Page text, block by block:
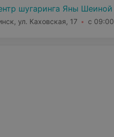
шугаринга Яны Шеиной
ул. Каховская, 17 с 09:00